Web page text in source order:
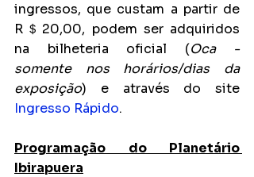
ingressos, que custam a partir de
R＄20,00, podem ser adquiridos
na bilheteria oficial (Oca -
somente nos horários/dias da
exposição
Ingresso Rápido.
Programação do Planetário
Ibirapuera